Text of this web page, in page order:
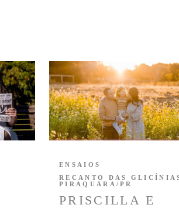
PRISCILLA E
ENSAIOS
RECANTO DAS
PIRAQUARA/PR